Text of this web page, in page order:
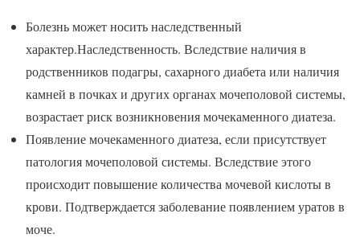
Болезнь может носить наследственный
характер.Наследственность. Вследствие наличия в
родственников подагры, сахарного диабета или наличия
камней в почках и других органах мочеполовой системы,
возрастает риск возникновения мочекаменного диатеза.
Появление мочекаменного диатеза, если присутствует
патология мочеполовой системы. Вследствие этого
происходит повышение количества мочевой кислоты в
крови. Подтверждается заболевание появлением уратов в
моче.